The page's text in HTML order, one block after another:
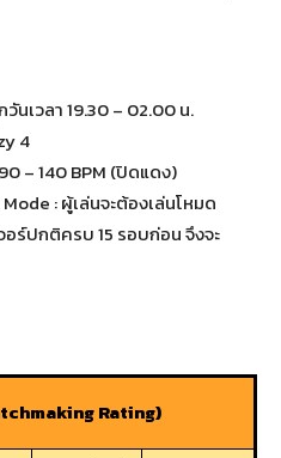
นเวลา 19.30 – 02.00 น.
4
– 140 BPM (ปิดแดง)
: ผู้เล่นจะต้องเล่นโหมด
ร์ปกติครบ 15 รอบก่อน จึงจะ
Rating)